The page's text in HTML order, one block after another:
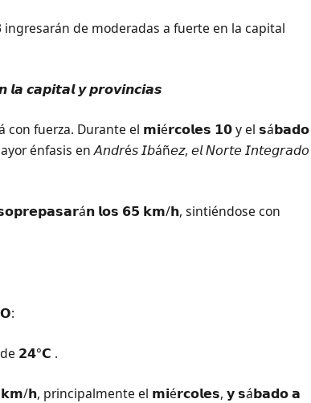
de moderadas a fuerte en la capital
𝙘𝙖𝙥𝙞𝙩𝙖𝙡 𝙮 𝙥𝙧𝙤𝙫𝙞𝙣𝙘𝙞𝙖𝙨
con fuerza. Durante el 𝗺𝗶é𝗿𝗰𝗼𝗹𝗲𝘀 𝟭𝟬 y el 𝘀á𝗯𝗮𝗱𝗼
énfasis en 𝘈𝘯𝘥𝘳é𝘴 𝘐𝘣áñ𝘦𝘻, 𝘦𝘭 𝘕𝘰𝘳𝘵𝘦 𝘐𝘯𝘵𝘦𝘨𝘳𝘢𝘥𝘰
𝗹𝗼𝘀 𝟲𝟱 𝗸𝗺/𝗵, sintiéndose con
𝟮𝟰°𝗖 .
𝗸𝗺/𝗵, principalmente el 𝗺𝗶é𝗿𝗰𝗼𝗹𝗲𝘀, 𝘆 𝘀á𝗯𝗮𝗱𝗼 𝗮